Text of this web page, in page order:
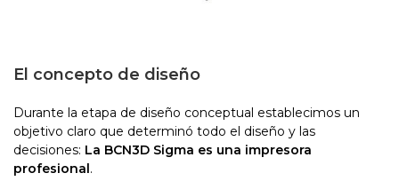
El concepto de diseño
Durante la etapa de diseño conceptual establecimos un
objetivo claro que determinó todo el diseño y las
decisiones: La BCN3D Sigma es una impresora
profesional.